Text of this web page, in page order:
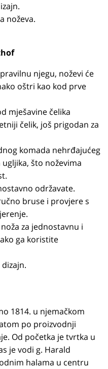
noževa.
njegu, noževi će
oštri kao kod prve
mješavine čelika
čelik, još prigodan za
komada nehrđajućeg
što noževima
održavate.
bruse i provjere s
za jednostavnu i
ga koristite
1814. u njemačkom
po proizvodnji
Od početka je tvrtka u
je vodi g. Harald
halama u centru